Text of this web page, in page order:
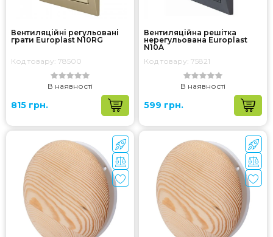
Вентиляційні регульовані
грати Europlast N10RG
Код товару: 78500
В наявності
815 грн.
Вентиляційна решітка
нерегульована Europlast
N10A
Код товару: 75821
В наявності
599 грн.